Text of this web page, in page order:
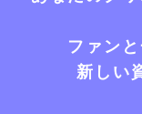
ファン
新しい